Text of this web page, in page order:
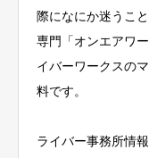
際になにか迷うこ
専門「オンエアワ
イバーワークスの
料です。
ライバー事務所情